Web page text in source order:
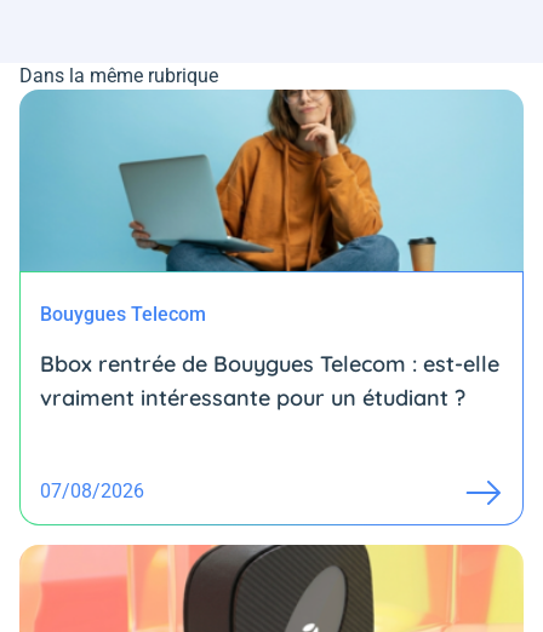
Dans la même rubrique
Bouygues Telecom
Bbox rentrée de Bouygues Telecom : est-elle
vraiment intéressante pour un étudiant ?
07/08/2026